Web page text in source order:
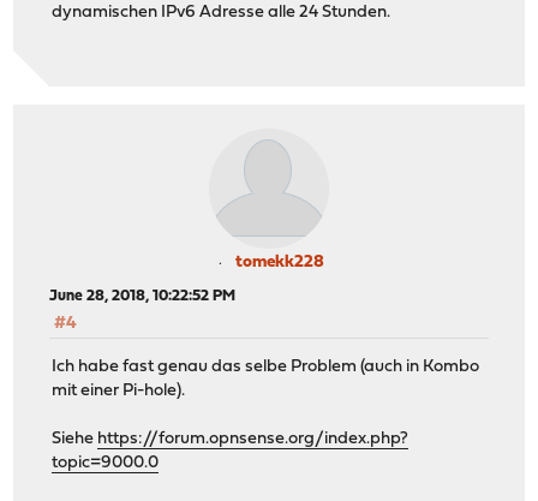
dynamischen IPv6 Adresse alle 24 Stunden.
tomekk228
June 28, 2018, 10:22:52 PM
#4
Ich habe fast genau das selbe Problem (auch in Kombo
mit einer Pi-hole).
Siehe https://forum.opnsense.org/index.php?
topic=9000.0